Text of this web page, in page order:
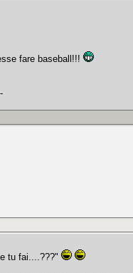
fare baseball!!!
tu fai....???"